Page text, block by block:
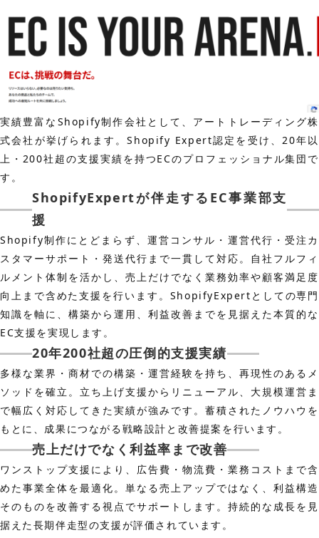
実績豊富なShopify制作会社として、アートトレーディング株
式会社が挙げられます。Shopify Expert認定を受け、20年以
上・200社超の支援実績を持つECのプロフェッショナル集団で
す。
ShopifyExpertが伴走するEC事業部支
援
Shopify制作にとどまらず、運営コンサル・運営代行・受注カ
スタマーサポート・発送代行まで一貫して対応。自社フルフィ
ルメント体制を活かし、売上だけでなく業務効率や顧客満足度
向上まで含めた支援を行います。ShopifyExpertとしての専門
知識を軸に、構築から運用、利益改善までを見据えた本質的な
EC支援を実現します。
20年200社超の圧倒的支援実績
多様な業界・商材での構築・運営経験を持ち、再現性のあるメ
ソッドを確立。立ち上げ支援からリニューアル、大規模運営ま
で幅広く対応してきた実績が強みです。蓄積されたノウハウを
もとに、成果につながる戦略設計と改善提案を行います。
売上だけでなく利益率まで改善
ワンストップ支援により、広告費・物流費・業務コストまで含
めた事業全体を最適化。単なる売上アップではなく、利益構造
そのものを改善する視点でサポートします。持続的な成長を見
据えた長期伴走型の支援が評価されています。